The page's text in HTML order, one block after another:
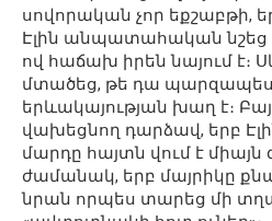
սովորական չոր եքշաբթի,
Էլին անպատահական նշեց
ով հաճախ իրեն նայում է։
մտածեց, թե դա
երևակայության խաղ է։
վախեցնող դարձավ, երբ
մարդը հայտն վում է միայն
ժամանակ, երբ մայրիկը
նրան որպես տարեց մի